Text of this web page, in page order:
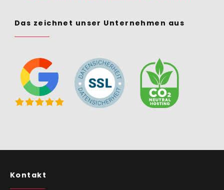
Das zeichnet unser Unternehmen aus
Kontakt